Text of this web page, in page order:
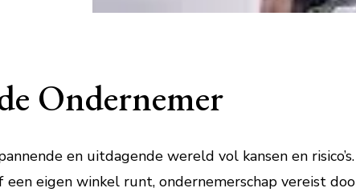
Ondernemer
en uitdagende wereld vol kansen en
eigen winkel runt, ondernemerschap vereist